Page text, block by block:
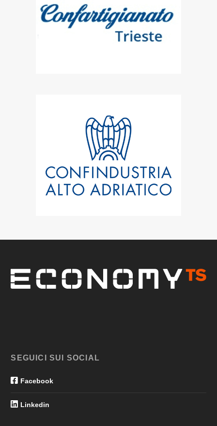
SEGUICI SUI SOCIAL
Facebook
Linkedin